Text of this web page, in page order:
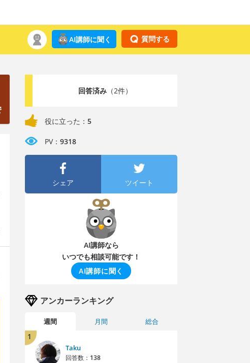
質問する
AI講師に聞く
回答済み（2件）
役に立った： 5
PV： 9318
シェア ツイート
AI講師なら
いつでも相談可能です！
AI講師に聞く
アンカーランキング
週間 月間 総合
1
Taku
回答数： 138